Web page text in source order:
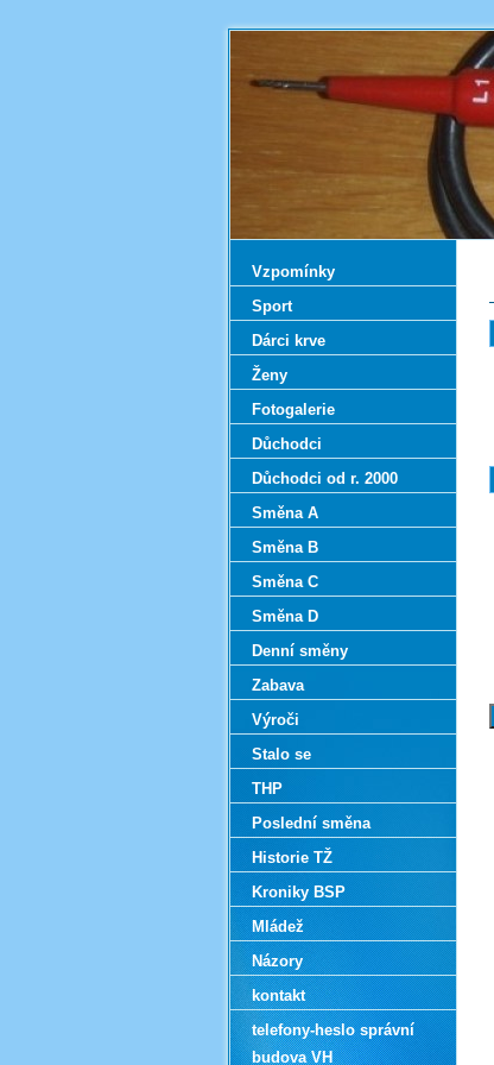
Vzpomínky
Sport
Dárci krve
Ženy
Fotogalerie
Důchodci
Důchodci od r. 2000
Směna A
Směna B
Směna C
Směna D
Denní směny
Zabava
Výroči
Stalo se
THP
Poslední směna
Historie TŽ
Kroniky BSP
Mládež
Názory
kontakt
telefony-heslo správní
budova VH